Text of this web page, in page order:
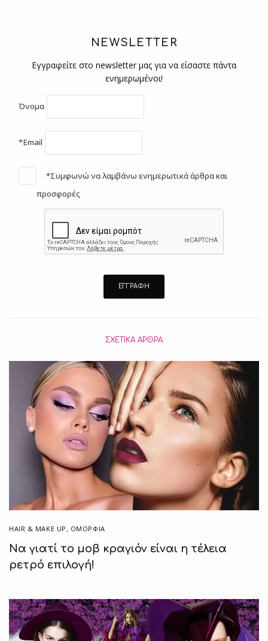
NEWSLETTER
Εγγραφείτε στο newsletter μας για να είσαστε πάντα
ενημερωμένοι!
Όνομα
*Email
*Συμφωνώ να λαμβάνω ενημερωτικά άρθρα και
προσφορές
ΣΧΕΤΙΚΆ ΆΡΘΡΑ
HAIR & MAKE UP , ΟΜΟΡΦΙΑ
Να γιατί το μοβ κραγιόν είναι η τέλεια
ρετρό επιλογή!